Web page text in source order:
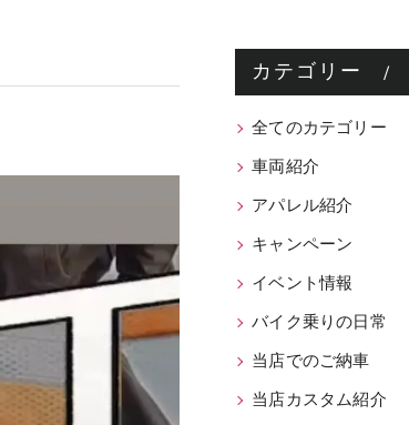
カテゴリー
全てのカテゴリー
車両紹介
アパレル紹介
キャンペーン
イベント情報
バイク乗りの日常
当店でのご納車
当店カスタム紹介